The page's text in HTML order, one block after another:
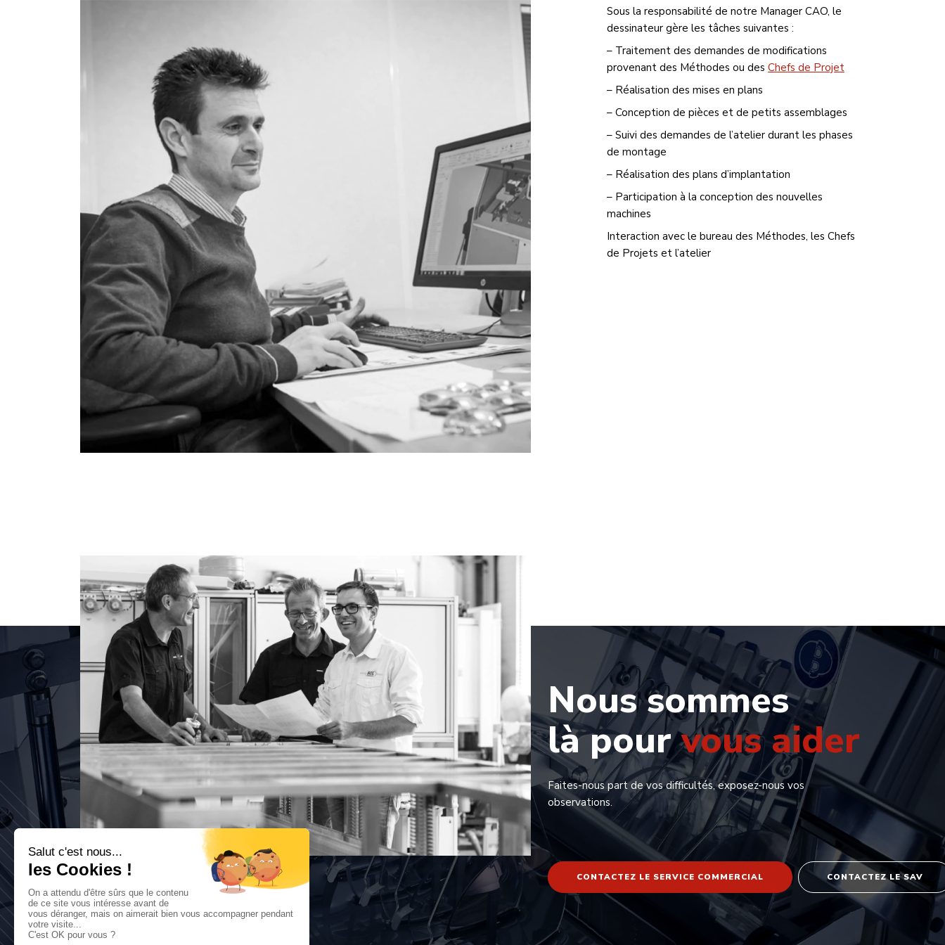
Sous la responsabilité de notre Manager CAO, le
dessinateur gère les tâches suivantes :
– Traitement des demandes de modifications
provenant des Méthodes ou des Chefs de Projet
– Réalisation des mises en plans
– Conception de pièces et de petits assemblages
– Suivi des demandes de l’atelier durant les phases
de montage
– Réalisation des plans d’implantation
– Participation à la conception des nouvelles
machines
Interaction avec le bureau des Méthodes, les Chefs
de Projets et l’atelier
Nous sommes
là pourvous aider
Faites-nous part de vos difficultés, exposez-nous vos
observations.
CONTACTEZ LE SERVICE COMMERCIAL CONTACTEZ LE SAV